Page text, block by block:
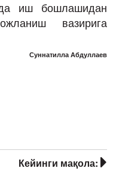
иш бошлашидан
вазирига
Суннатилла Абдуллаев
Кейинги мақола: